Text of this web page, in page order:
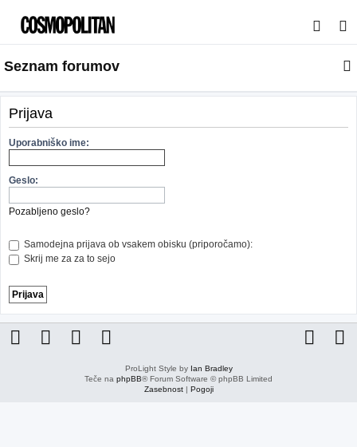
s
a
j
Seznam forumov
Prijava
Uporabniško ime:
Geslo:
Pozabljeno geslo?
Samodejna prijava ob vsakem obisku (priporočamo):
Skrij me za za to sejo
ProLight Style by Ian Bradley
Teče na phpBB® Forum Software © phpBB Limited
Zasebnost| Pogoji